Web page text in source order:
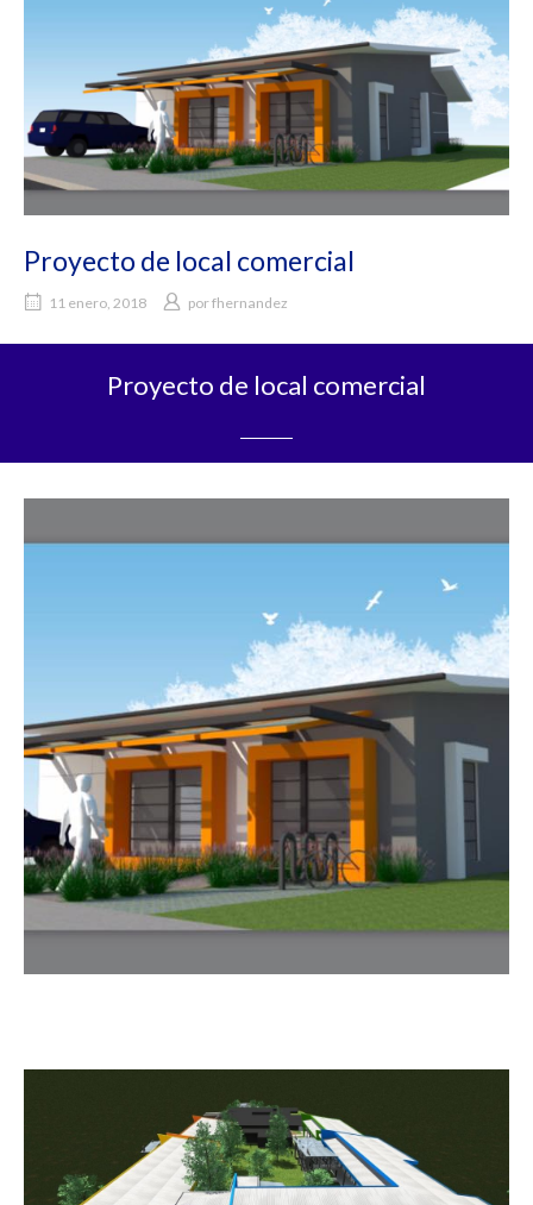
Proyecto de local comercial
11 enero, 2018 porfhernandez
Proyecto de local comercial